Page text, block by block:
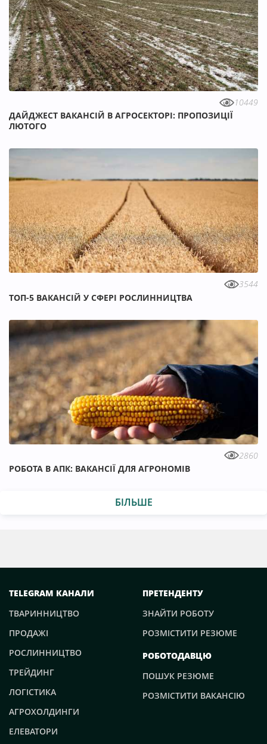
10449
ДАЙДЖЕСТ ВАКАНСІЙ В АГРОСЕКТОРІ: ПРОПОЗИЦІЇ
ЛЮТОГО
3544
ТОП-5 ВАКАНСІЙ У СФЕРІ РОСЛИННИЦТВА
2860
РОБОТА В АПК: ВАКАНСІЇ ДЛЯ АГРОНОМІВ
БІЛЬШЕ
TELEGRAM КАНАЛИ
ТВАРИННИЦТВО
ПРОДАЖІ
РОСЛИННИЦТВО
ТРЕЙДИНГ
ЛОГІСТИКА
АГРОХОЛДИНГИ
ЕЛЕВАТОРИ
ПРЕТЕНДЕНТУ
ЗНАЙТИ РОБОТУ
РОЗМІСТИТИ РЕЗЮМЕ
РОБОТОДАВЦЮ
ПОШУК РЕЗЮМЕ
РОЗМІСТИТИ ВАКАНСІЮ